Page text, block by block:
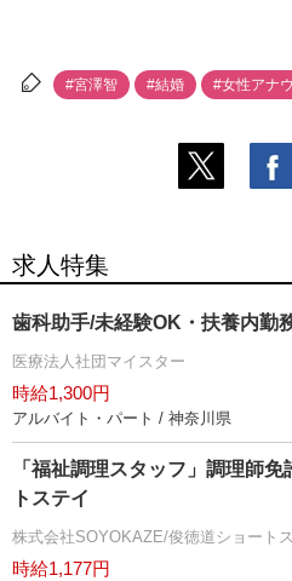
#宮澤智 #結婚 #女性アナ
求人特集
歯科助手/未経験OK・扶養内勤
医療法人社団マイスター
時給1,300円
アルバイト・パート / 神奈川県
「福祉調理スタッフ」調理師
トステイ
株式会社SOYOKAZE/俊徳道ショート
時給1,177円